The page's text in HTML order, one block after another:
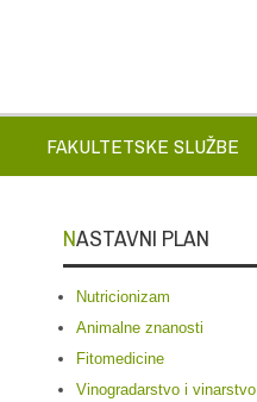
FAKULTETSKE SLUŽBE
NASTAVNI PLAN
Nutricionizam
Animalne znanosti
Fitomedicine
Vinogradarstvo i vinarstvo